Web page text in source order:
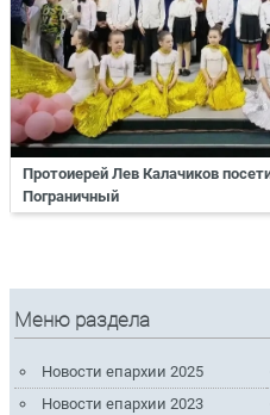
Протоиерей Лев Калачиков
Пограничный
Меню раздела
Новости епархии 2025
Новости епархии 2023